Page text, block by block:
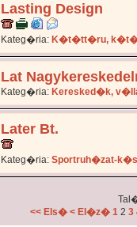
Lasting Design
Kateg�ria: K�t�tt�ru,
Lat
Kateg�ria: Keresked�k,
Later Bt.
Kateg�ria: Sportruh�zat-
<< Els� < El�z� 1 2 3